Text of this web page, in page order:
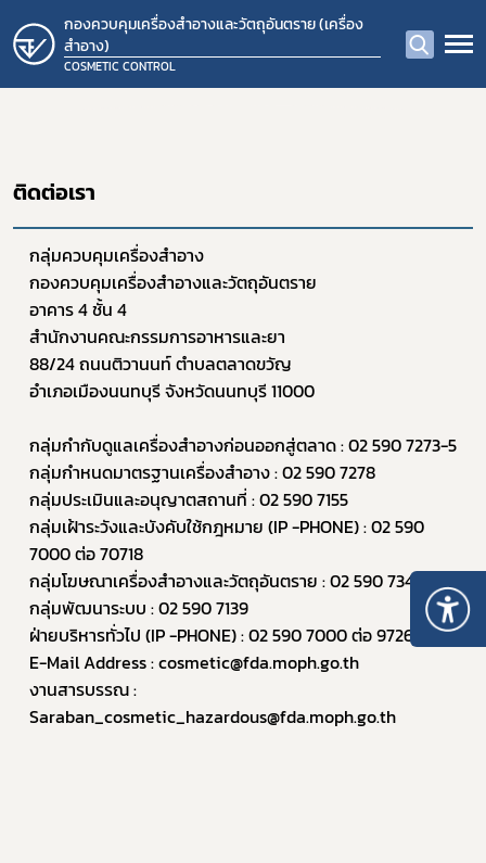
กองควบคุมเครื่องสำอางและวัตถุอันตราย (เครื่อง
สำอาง)
COSMETIC CONTROL
ติดต่อเรา
กลุ่มควบคุมเครื่องสำอาง
กองควบคุมเครื่องสำอางและวัตถุอันตราย
อาคาร 4 ชั้น 4
สำนักงานคณะกรรมการอาหารและยา
88/24 ถนนติวานนท์ ตำบลตลาดขวัญ
อำเภอเมืองนนทบุรี จังหวัดนนทบุรี 11000
กลุ่มกำกับดูแลเครื่องสำอางก่อนออกสู่ตลาด : 02 590 7273-5
กลุ่มกำหนดมาตรฐานเครื่องสำอาง : 02 590 7278
กลุ่มประเมินและอนุญาตสถานที่ : 02 590 7155
กลุ่มเฝ้าระวังและบังคับใช้กฎหมาย (IP -PHONE) : 02 590
7000 ต่อ 70718
กลุ่มโฆษณาเครื่องสำอางและวัตถุอันตราย : 02 590 7344
กลุ่มพัฒนาระบบ : 02 590 7139
ฝ่ายบริหารทั่วไป (IP -PHONE) : 02 590 7000 ต่อ 97267
E-Mail Address : cosmetic@fda.moph.go.th
งานสารบรรณ :
Saraban_cosmetic_hazardous@fda.moph.go.th